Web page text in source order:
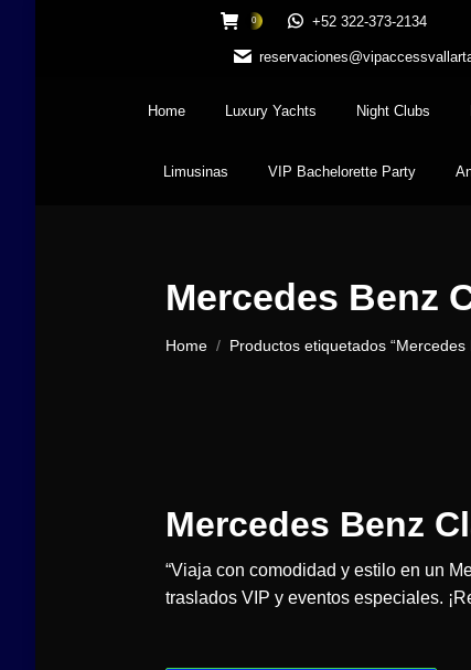
0 +52 322-373-2134
Home Luxury Yachts Night Clubs
Limusinas VIP Bachelorette Party
Mercedes Benz
Home Productos etiquetados “Mercedes
Mercedes Benz
“Viaja con comodidad y estilo en un
traslados VIP y eventos especiales.